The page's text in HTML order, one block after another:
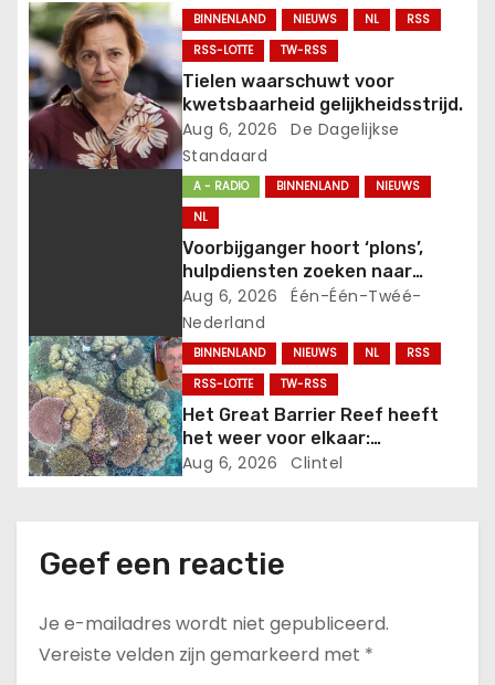
a
v
i
g
e
BINNENLAND NIEUWS NL
RSS
RSS-LOTTE
TW-RSS
Tielen waarschuwt voor
kwetsbaarheid gelijkheidsstrijd.
Aug 6, 2026
De Dagelijkse
Standaard
A - RADIO BINNENLAND
NIEUWS
NL
Voorbijganger hoort ‘plons’,
hulpdiensten zoeken naar
persoon
Aug 6, 2026
Één-Één-Twéé-
Nederland
BINNENLAND NIEUWS NL
RSS
RSS-LOTTE
TW-RSS
Het Great Barrier Reef heeft
het weer voor elkaar:
uitzonderlijk hoge
Aug 6, 2026 Clintel
Geef een reactie
Je e-mailadres wordt niet gepubliceerd.
Vereiste velden zijn gemarkeerd met *